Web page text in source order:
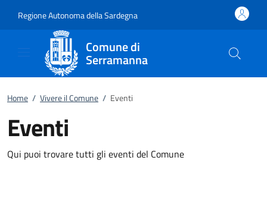
Regione Autonoma della Sardegna
Comune di
Serramanna
Home / Vivere il Comune / Eventi
Eventi
Qui puoi trovare tutti gli eventi del Comune